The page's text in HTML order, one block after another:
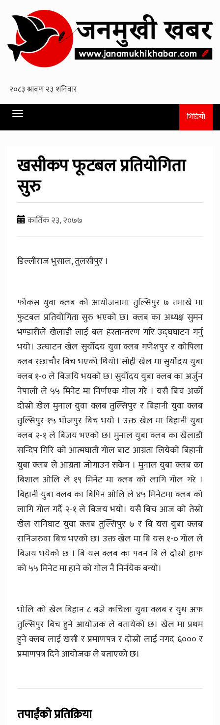
Toggle
navigation
भिडियो
खसीकप फूटबल प्रतियोगिता
सुरु
कार्तिक २३, २०७७
डिल्लीराज भुसाल, तुलसीपुर ।
फोकस युवा क्लब को आयोजनामा तुल्सिपुर ७ तमाखे मा
फुटबल प्रतियोगिता सुरु भएको छ। क्लब का अध्यक्ष सुमन
भण्डारीले खेलाडी लाई बल हस्तान्तरण गरि उद्घघाटन गर्नु
भयो। उत्घाटन खेल सुर्योदय युवा क्लब गणेशपुर र कोपिला
क्लब रछाचौर बिच भएको थियो। सोही खेल मा सुर्योदय युबा
क्लब १-० ले बिजयि भयको छ। सुर्योदय युबा क्लब का अर्जुन
नेपाली ले ५५ मिनेट मा निर्णएक गोल गरे । यसै बिच अर्को
दोस्रो खेल मुनाल युवा क्लब तुल्सिपुर र बिहानी युवा क्लब
तुल्सिपुर १५ भोजपुर बिच भयो । उक्त खेल मा बिहानी युबा
क्लब २-१ ले बिजय भएको छ। मुनाल युबा क्लब का खेलाडी
सन्दिप गिरि को आत्मघाती गोल बाट आग्रता लियेको बिहानी
युबा क्लब ले आग्रता जोगाउन सकेन । मुनाल युबा क्लब का
बिशाल ओलि ले १९ मिनेट मा क्लब को लागि गोल गरे ।
बिहानी युबा क्लब का बिपिन ओलि ले ४५ मिनेटमा क्लब को
लागि गोल गर्दै २-१ ले बिजय भयो। यसै बिच आज को तेस्रो
खेल रानिघाट युवा क्लब तुल्सिपुर ७ र बि यस युबा क्लब
रानिजरुवा बिच भएको छ। उक्त खेल मा बि यस १-० गोल ले
बिजय भयेको छ । बि यस क्लब का पवन बि ले दोस्रो हाफ
को ५५ मिनेट मा हाने को गोल नै निर्नयेक बन्यो।
भोलि को खेल बिहान ८ बजे कचिला युवा क्लब र युथ अफ
तुल्सिपुर बिच हुने आयोजक ले बतायेको छ। खेल मा प्रथम
हुने क्लब लाई खसी र प्रमाणपत्र र दोस्रो लाई नगद ६००० र
प्रमाणपत्र दिने आयोजक ले बताएको छ।
तपाईंको प्रतिक्रिया